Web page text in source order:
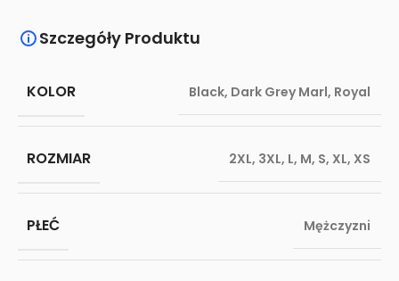
Szczegóły Produktu
KOLOR Black, Dark Grey Marl, Royal
ROZMIAR 2XL, 3XL, L, M, S, XL, XS
PŁEĆ Mężczyzni